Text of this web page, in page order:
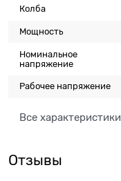
Колба
Мощность
Номинальное
напряжение
Рабочее напряжение
Все характеристики
Отзывы